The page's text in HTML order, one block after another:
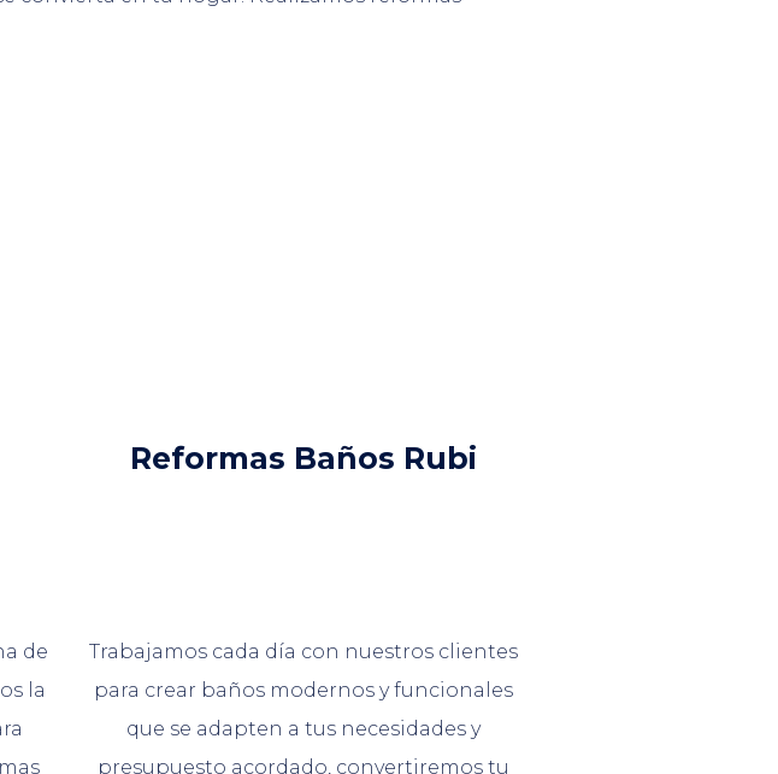
de
la
Reformas Baños Rubi
Trabajamos cada día con nuestros clientes
para crear baños modernos y funcionales
que se adapten a tus necesidades y
presupuesto acordado, convertiremos tu